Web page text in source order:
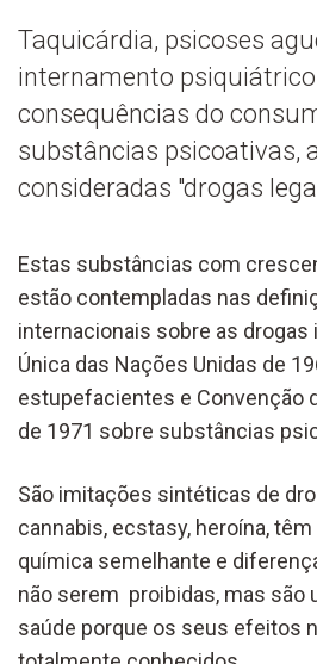
Taquicárdia, psicoses
internamento
consequências do
substâncias psicoativas,
consideradas "drogas
Estas substâncias com
estão contempladas nas
internacionais sobre as drogas
Única das Nações Unidas de
estupefacientes e Convenção
de 1971 sobre substâncias
São imitações sintéticas de
cannabis, ecstasy, heroína,
química semelhante e
não serem proibidas, mas são
saúde porque os seus efeitos